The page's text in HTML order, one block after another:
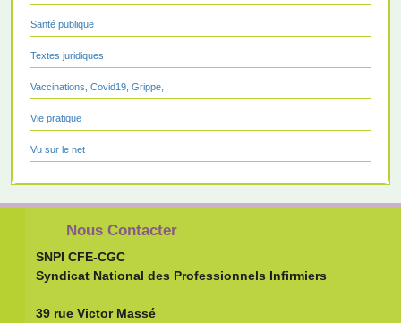
Santé publique
Textes juridiques
Vaccinations, Covid19, Grippe,
Vie pratique
Vu sur le net
Nous Contacter
SNPI CFE-CGC
Syndicat National des Professionnels Infirmiers
39 rue Victor Massé